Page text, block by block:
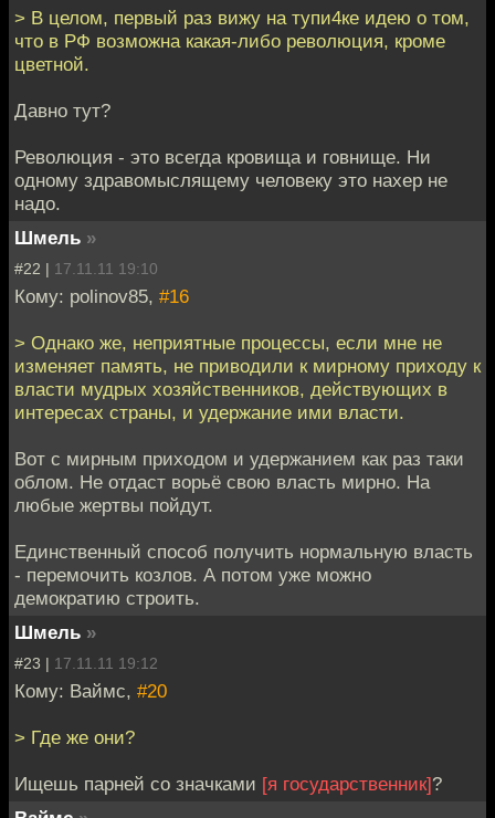
> В целом, первый раз вижу на тупи4ке идею о том,
что в РФ возможна какая-либо революция, кроме
цветной.
Давно тут?
Революция - это всегда кровища и говнище. Ни
одному здравомыслящему человеку это нахер не
надо.
Шмель »
#22 | 17.11.11 19:10
Кому: polinov85, #16
> Однако же, неприятные процессы, если мне не
изменяет память, не приводили к мирному приходу к
власти мудрых хозяйственников, действующих в
интересах страны, и удержание ими власти.
Вот с мирным приходом и удержанием как раз таки
облом. Не отдаст ворьё свою власть мирно. На
любые жертвы пойдут.
Единственный способ получить нормальную власть
- перемочить козлов. А потом уже можно
демократию строить.
Шмель »
#23 | 17.11.11 19:12
Кому: Ваймс, #20
> Где же они?
Ищешь парней со значками [я государственник]?